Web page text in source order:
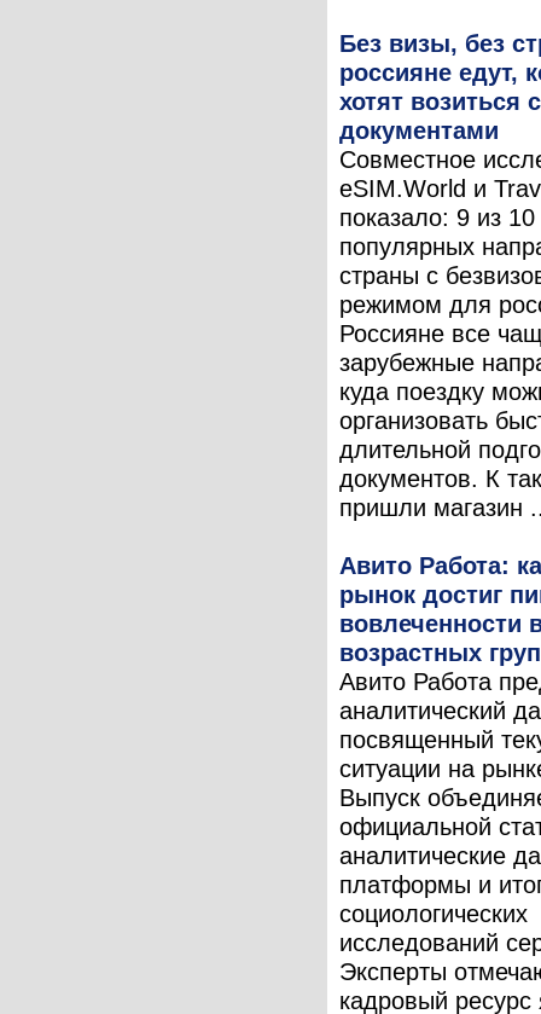
Без визы, без
россияне едут,
хотят возиться с
документами
Совместное
eSIM.World и
показало: 9 из
популярных
страны с
режимом для
Россияне все
зарубежные
куда поездку
организовать
длительной
документов. К
пришли магазин
Авито Работа:
рынок достиг
вовлеченности
возрастных
Авито Работа
аналитический
посвященный
ситуации на
Выпуск
официальной
аналитические
платформы и
социологических
исследований
Эксперты
кадровый